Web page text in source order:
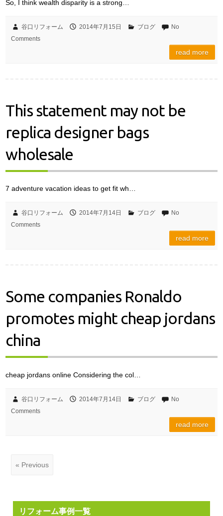
So, I think wealth disparity is a strong…
谷口リフォーム 2014年7月15日 ブログ
No
Comments
read more
This statement may not be
replica designer bags
wholesale
7 adventure vacation ideas to get fit wh…
谷口リフォーム 2014年7月14日 ブログ
No
Comments
read more
Some companies Ronaldo
promotes might cheap jordans
china
cheap jordans online Considering the col…
谷口リフォーム 2014年7月14日 ブログ
No
Comments
read more
« Previous
リフォーム事例一覧